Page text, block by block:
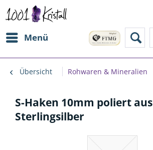
Menü
Übersicht Rohwaren & Mineralien
S-Haken 10mm poliert aus
Sterlingsilber